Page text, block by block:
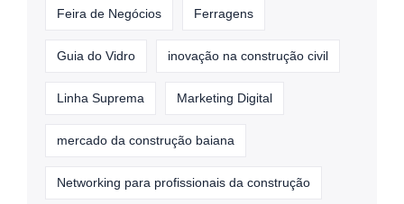
Feira de Negócios Ferragens
Guia do Vidro inovação na construção civil
Linha Suprema Marketing Digital
mercado da construção baiana
Networking para profissionais da construção